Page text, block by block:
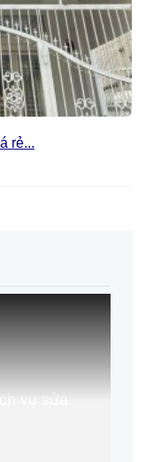
rẻ...
vụ sửa